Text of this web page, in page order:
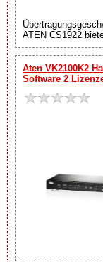
ATEN CS1922
Aten VK2100K2
Software 2